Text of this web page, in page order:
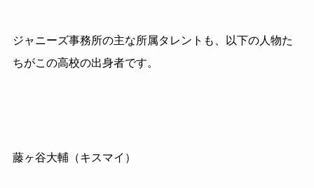
ジャニーズ事務所の主な所属タレントも、以下の人物た
ちがこの高校の出身者です。
藤ヶ谷大輔（キスマイ）